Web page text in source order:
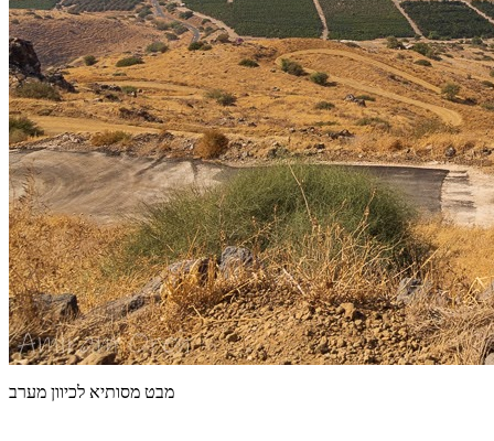
מבט מסותיא לכיוון מערב